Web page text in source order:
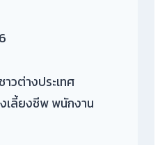
วต่างประเทศ
เลี้ยงชีพ พนักงาน